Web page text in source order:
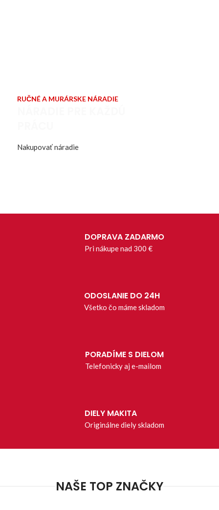
RUČNÉ A MURÁRSKE NÁRADIE
Nakupovať náradie
DOPRAVA ZADARMO
Pri nákupe nad 300 €
ODOSLANIE DO 24H
Všetko čo máme skladom
PORADÍME S DIELOM
Telefonicky aj e-mailom
DIELY MAKITA
Originálne diely skladom
NAŠE TOP ZNAČKY